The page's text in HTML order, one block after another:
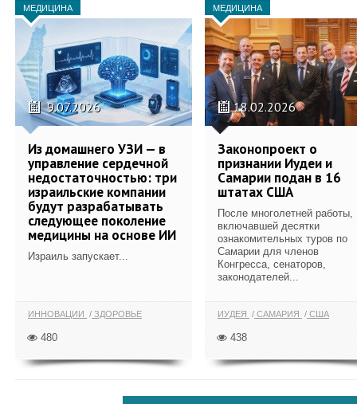
МЕДИЦИНА
9.07.2026
Из домашнего УЗИ — в
управление сердечной
недостаточностью: три
израильские компании
будут разрабатывать
следующее поколение
медицины на основе ИИ
Израиль запускает...
ИННОВАЦИИ ЗДОРОВЬЕ
480
МЕДИЦИНА
18.02.2026
Законопроект о
признании Иудеи и
Самарии подан в 16
штатах США
После многолетней работы,
включавшей десятки
ознакомительных туров по
Самарии для членов
Конгресса, сенаторов,
законодателей...
ИУДЕЯ САМАРИЯ США
438